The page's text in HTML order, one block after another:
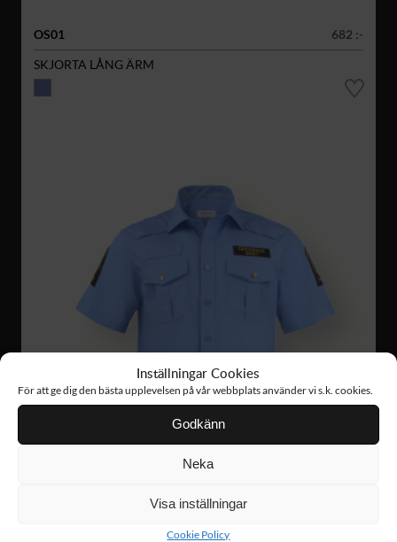
Inställningar Cookies
För att ge dig den bästa upplevelsen på vår webbplats använder vi s.k. cookies.
Godkänn
Neka
Visa inställningar
Cookie Policy
OS01
682 :-
SKJORTA LÅNG ÄRM